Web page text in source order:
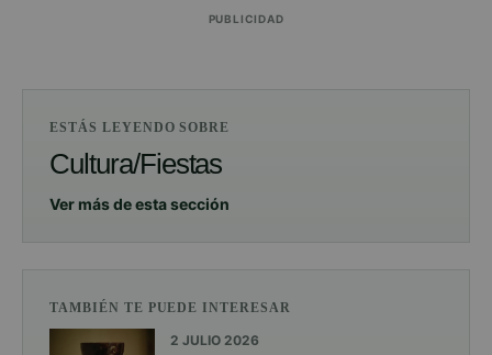
PUBLICIDAD
ESTÁS LEYENDO SOBRE
Cultura/Fiestas
Ver más de esta sección
TAMBIÉN TE PUEDE INTERESAR
2 JULIO 2026